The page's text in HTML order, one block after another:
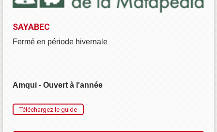
SAYABEC
Fermé en période hivernale
Amqui - Ouvert à l'année
Téléchargez le guide